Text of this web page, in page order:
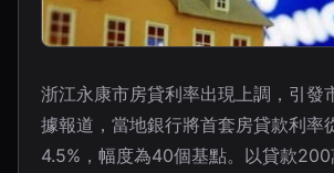
浙江永康市房貸利率出現上調，引發
據報道，當地銀行將首套房貸款利率
4.5%，幅度為40個基點。以貸款